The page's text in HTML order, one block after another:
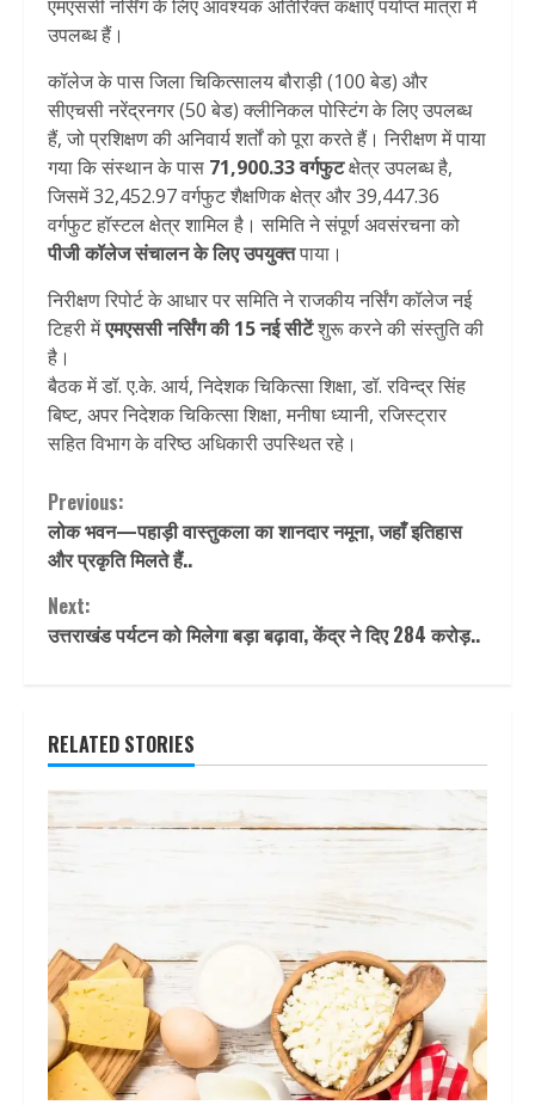
एमएससी नर्सिंग के लिए आवश्यक अतिरिक्त कक्षाएँ पर्याप्त मात्रा में
उपलब्ध हैं।
कॉलेज के पास जिला चिकित्सालय बौराड़ी (100 बेड) और
सीएचसी नरेंद्रनगर (50 बेड) क्लीनिकल पोस्टिंग के लिए उपलब्ध
हैं, जो प्रशिक्षण की अनिवार्य शर्तों को पूरा करते हैं। निरीक्षण में पाया
गया कि संस्थान के पास 71,900.33 वर्गफुटक्षेत्र उपलब्ध है,
जिसमें 32,452.97 वर्गफुट शैक्षणिक क्षेत्र और 39,447.36
वर्गफुट हॉस्टल क्षेत्र शामिल है। समिति ने संपूर्ण अवसंरचना को
पीजी कॉलेज संचालन के लिए उपयुक्तपाया।
निरीक्षण रिपोर्ट के आधार पर समिति ने राजकीय नर्सिंग कॉलेज नई
टिहरी मेंएमएससी नर्सिंग की 15 नई सीटेंशुरू करने की संस्तुति की
है।
बैठक में डॉ. ए.के. आर्य, निदेशक चिकित्सा शिक्षा, डॉ. रविन्द्र सिंह
बिष्ट, अपर निदेशक चिकित्सा शिक्षा, मनीषा ध्यानी, रजिस्ट्रार
सहित विभाग के वरिष्ठ अधिकारी उपस्थित रहे।
Continue
Reading
Previous:
लोक भवन—पहाड़ी वास्तुकला का शानदार नमूना, जहाँ इतिहास
और प्रकृति मिलते हैं..
Next:
उत्तराखंड पर्यटन को मिलेगा बड़ा बढ़ावा, केंद्र ने दिए 284 करोड़..
RELATED STORIES